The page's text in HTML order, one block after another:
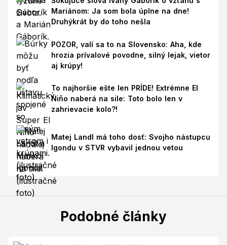
Mariánom: Ja som bola úplne na dne!
Druhýkrát by do toho nešla
POZOR, valí sa to na Slovensko: Aha, kde
hrozia prívalové povodne, silný lejak, vietor
aj krúpy!
To najhoršie ešte len PRÍDE! Extrémne El
Niño naberá na sile: Toto bolo len v
zahrievacie kolo?!
Matej Landl má toho dosť: Svojho nástupcu
Igondu v STVR vybavil jednou vetou
Podobné články